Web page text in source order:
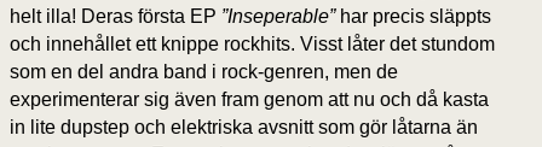
helt illa! Deras första EP ”Inseperable” har precis släppts
och innehållet ett knippe rockhits. Visst låter det stundom
som en del andra band i rock-genren, men de
experimenterar sig även fram genom att nu och då kasta
in lite dupstep och elektriska avsnitt som gör låtarna än